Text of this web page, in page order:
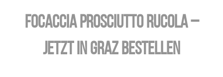
Focaccia Prosciutto Rucola –
jetzt in Graz bestellen